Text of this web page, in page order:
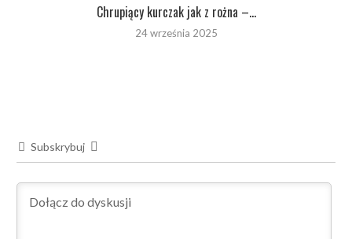
Chrupiący kurczak jak z rożna –...
24 września 2025
Subskrybuj